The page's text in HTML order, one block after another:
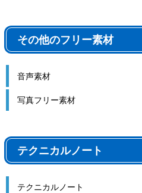
その他のフリー素材
音声素材
写真フリー素材
テクニカルノート
テクニカルノート